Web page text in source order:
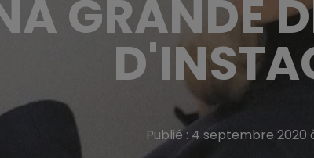
GRANDE
Publié : 4 septembre 2020